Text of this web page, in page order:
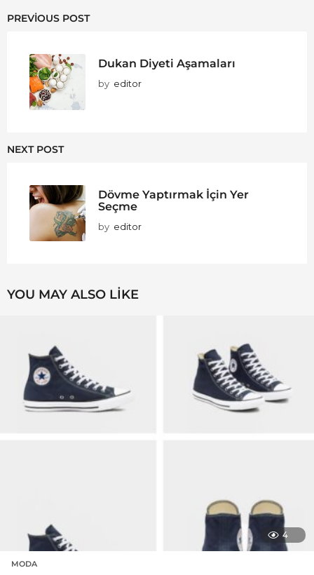
PREVIOUS POST
Dukan Diyeti Aşamaları
by editor
NEXT POST
Dövme Yaptırmak İçin Yer
Seçme
by editor
YOU MAY ALSO LIKE
4
MODA